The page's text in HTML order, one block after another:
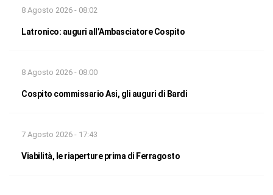
8 Agosto 2026 - 08:02
Latronico: auguri all’Ambasciatore Cospito
8 Agosto 2026 - 08:00
Cospito commissario Asi, gli auguri di Bardi
7 Agosto 2026 - 17:43
Viabilità, le riaperture prima di Ferragosto